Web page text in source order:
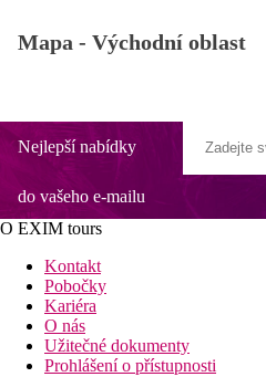
Mapa - Východní oblast
Nejlepší nabídky
do vašeho e-mailu
O EXIM tours
Kontakt
Pobočky
Kariéra
O nás
Užitečné dokumenty
Prohlášení o přístupnosti